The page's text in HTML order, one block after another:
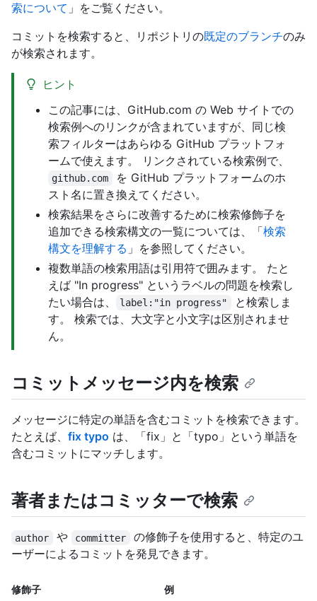
索について 」をご覧ください。
コミットを検索すると、リポジトリの既定のブランチのみ
が検索されます。
ヒント
この記事には、GitHub.com の Web サイトでの
検索例へのリンクが含まれていますが、同じ検
索フィルターはあらゆる GitHub プラットフォ
ームで使えます。 リンクされている検索例で、
github.com
を GitHub プラットフォームのホ
スト名に置き換えてください。
検索結果をさらに改善するために検索修飾子を
追加できる検索構文の一覧については、「検索
構文を理解する 」を参照してください。
複数単語の検索用語は引用符で囲みます。 たと
えば "In progress" というラベルの問題を検索し
たい場合は、
label:"in progress"
と検索しま
す。 検索では、大文字と小文字は区別されませ
ん。
コミットメッセージ内を検索
メッセージに特定の単語を含むコミットを検索できます。
たとえば、 fix typo は、「fix」と「typo」という単語を
含むコミットにマッチします。
著者またはコミッターで検索
author や committer
の修飾子を使用すると、特定のユ
ーザーによるコミットを発見できます。
修飾子 例